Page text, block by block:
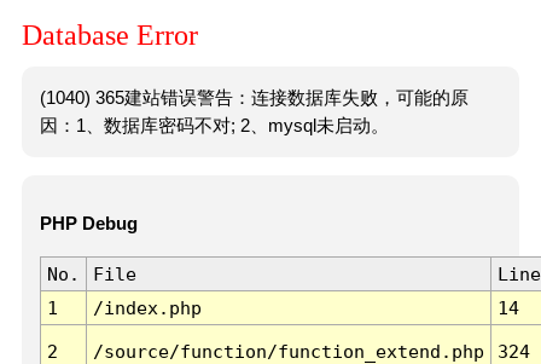
Database Error
(1040) 365建站错误警告：连接数据库失败，可能的原
因：1、数据库密码不对; 2、mysql未启动。
PHP Debug
No. File
Line
1
/index.php 14
2 /source/function/function_extend.php 324